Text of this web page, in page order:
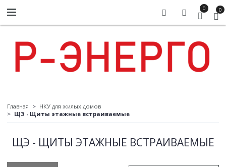
0 0
Главная
НКУ для жилых домов
ЩЭ - Щиты этажные встраиваемые
ЩЭ - ЩИТЫ ЭТАЖНЫЕ ВСТРАИВАЕМЫЕ